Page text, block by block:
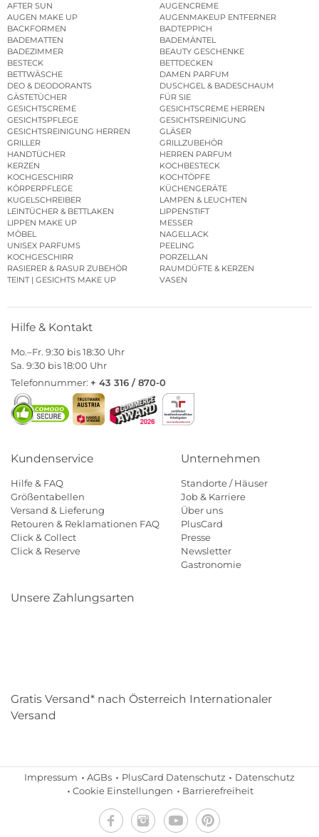
AFTER SUN
AUGENCREME
AUGEN MAKE UP
AUGENMAKEUP ENTFERNER
BACKFORMEN
BADTEPPICH
BADEMATTEN
BADEMÄNTEL
BADEZIMMER
BEAUTY GESCHENKE
BESTECK
BETTDECKEN
BETTWÄSCHE
DAMEN PARFUM
DEO & DEODORANTS
DUSCHGEL & BADESCHAUM
GÄSTETÜCHER
FÜR SIE
GESICHTSCREME
GESICHTSCREME HERREN
GESICHTSPFLEGE
GESICHTSREINIGUNG
GESICHTSREINIGUNG HERREN
GLÄSER
GRILLER
GRILLZUBEHÖR
HANDTÜCHER
HERREN PARFUM
KERZEN
KOCHBESTECK
KOCHGESCHIRR
KOCHTÖPFE
KÖRPERPFLEGE
KÜCHENGERÄTE
KUGELSCHREIBER
LAMPEN & LEUCHTEN
LEINTÜCHER & BETTLAKEN
LIPPENSTIFT
LIPPEN MAKE UP
MESSER
MÖBEL
NAGELLACK
UNISEX PARFUMS
PEELING
KOCHGESCHIRR
PORZELLAN
RASIERER & RASUR ZUBEHÖR
RAUMDÜFTE & KERZEN
TEINT | GESICHTS MAKE UP
VASEN
Hilfe & Kontakt
Mo.–Fr. 9:30 bis 18:30 Uhr
Sa. 9:30 bis 18:00 Uhr
Telefonnummer: + 43 316 / 870-0
Kundenservice
Hilfe & FAQ
Größentabellen
Versand & Lieferung
Retouren & Reklamationen FAQ
Click & Collect
Click & Reserve
Unternehmen
Standorte / Häuser
Job & Karriere
Über uns
PlusCard
Presse
Newsletter
Gastronomie
Unsere Zahlungsarten
Gratis Versand* nach Österreich Internationaler
Versand
Impressum AGBs PlusCard Datenschutz
Datenschutz
Cookie Einstellungen
Barrierefreiheit